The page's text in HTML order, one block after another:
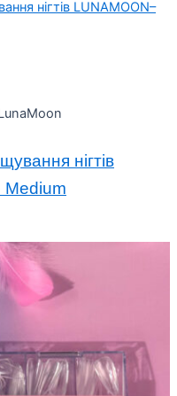
нігтів
Medium